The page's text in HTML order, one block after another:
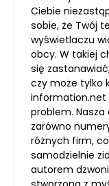
Ciebie
sobie, że Twój
wyświetlaczu
obcy. W takiej
się
czy może tylko
information.net
problem.
zarówno
różnych firm,
samodzielnie
autorem